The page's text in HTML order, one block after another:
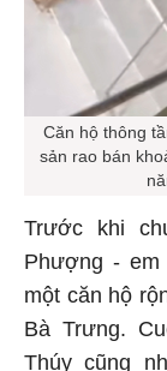
Căn hộ thông
sản rao bán
Trước khi
Phượng -
một căn hộ
Bà Trưng.
Thúy cũng